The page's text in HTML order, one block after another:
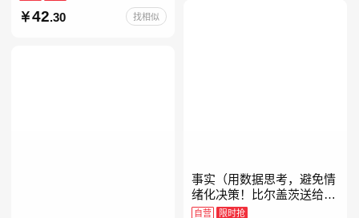
纵虎嗅花 催泪之作！）
42.30 找相似
事实（用数据思考，避免情
绪化决策！比尔盖茨送给全
美大学生的毕业礼物！比尔
自营 限时抢